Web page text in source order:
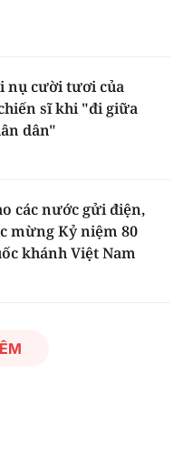
nụ cười tươi của
sĩ khi "đi giữa
dân"
các nước gửi điện,
mừng Kỷ niệm 80
khánh Việt Nam